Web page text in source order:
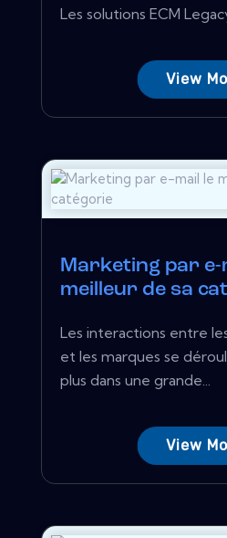
Les solutions ECM
View
Marketing par e-
meilleur de sa
Les interactions entre
et les marques se
plus dans une grande...
View